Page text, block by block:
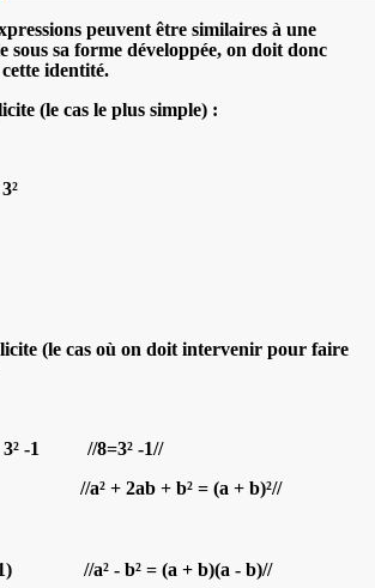
peuvent être similaires à une
sous sa forme développée, on doit donc
identité.
(le cas le plus simple) :
(le cas où on doit intervenir pour faire
-1
//8=3² -1//
-1 //a² + 2ab + b² = (a + b)²//
1) //a² - b² = (a + b)(a - b)//